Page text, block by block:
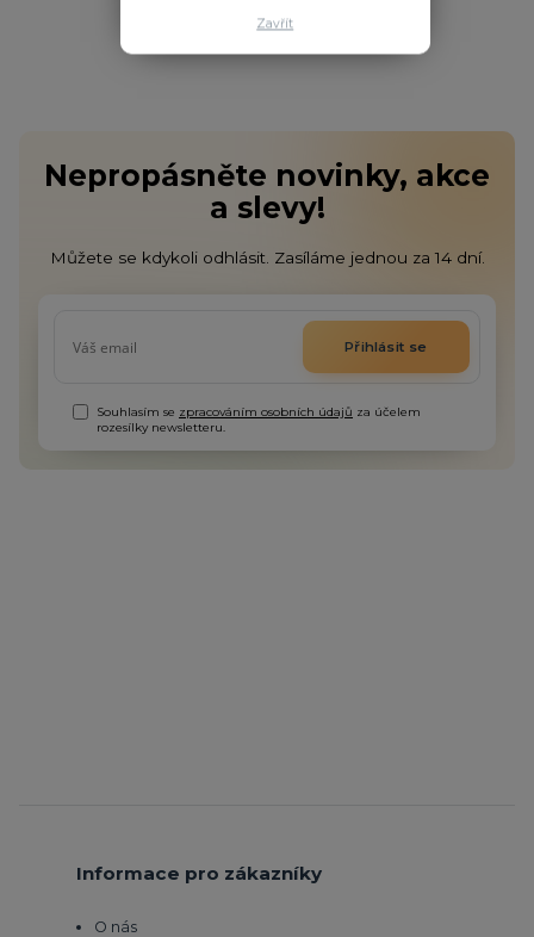
Nepropásněte novinky, akce
a slevy!
Můžete se kdykoli odhlásit. Zasíláme jednou za 14 dní.
Přihlásit se
Souhlasím se zpracováním osobních údajů za účelem
rozesílky newsletteru.
Informace pro zákazníky
O nás
Zavřít